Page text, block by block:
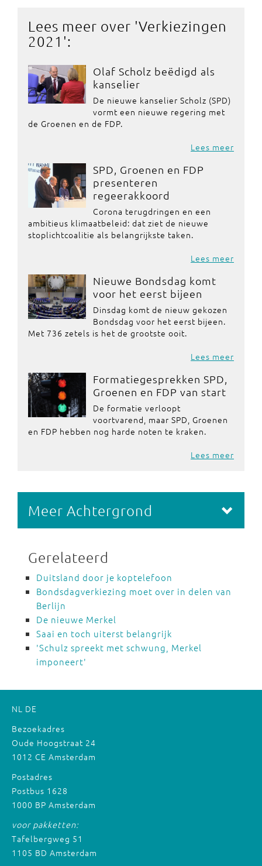
Lees meer over 'Verkiezingen
2021 ':
Olaf Scholz beëdigd als
kanselier
De nieuwe kanselier Scholz (SPD)
vormt een nieuwe regering met
de Groenen en de FDP.
Lees meer
SPD, Groenen en FDP
presenteren
regeerakkoord
Corona terugdringen en een
ambitieus klimaatbeleid: dat ziet de nieuwe
stoplichtcoalitie als belangrijkste taken.
Lees meer
Nieuwe Bondsdag komt
voor het eerst bijeen
Dinsdag komt de nieuw gekozen
Bondsdag voor het eerst bijeen.
Met 736 zetels is het de grootste ooit.
Lees meer
Formatiegesprekken SPD,
Groenen en FDP van start
De formatie verloopt
voortvarend, maar SPD, Groenen
en FDP hebben nog harde noten te kraken.
Lees meer
Meer Achtergrond
Gerelateerd
Duitsland door je koptelefoon
Bondsdagverkiezing moet over in delen van
Berlijn
De nieuwe Merkel
Saai en toch uiterst belangrijk
'Schulz spreekt met schwung, Merkel
imponeert'
NL DE
Bezoekadres
Oude Hoogstraat 24
1012 CE Amsterdam
Postadres
Postbus 1628
1000 BP Amsterdam
voor pakketten:
Tafelbergweg 51
1105 BD Amsterdam